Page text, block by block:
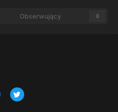
Obserwujący 0